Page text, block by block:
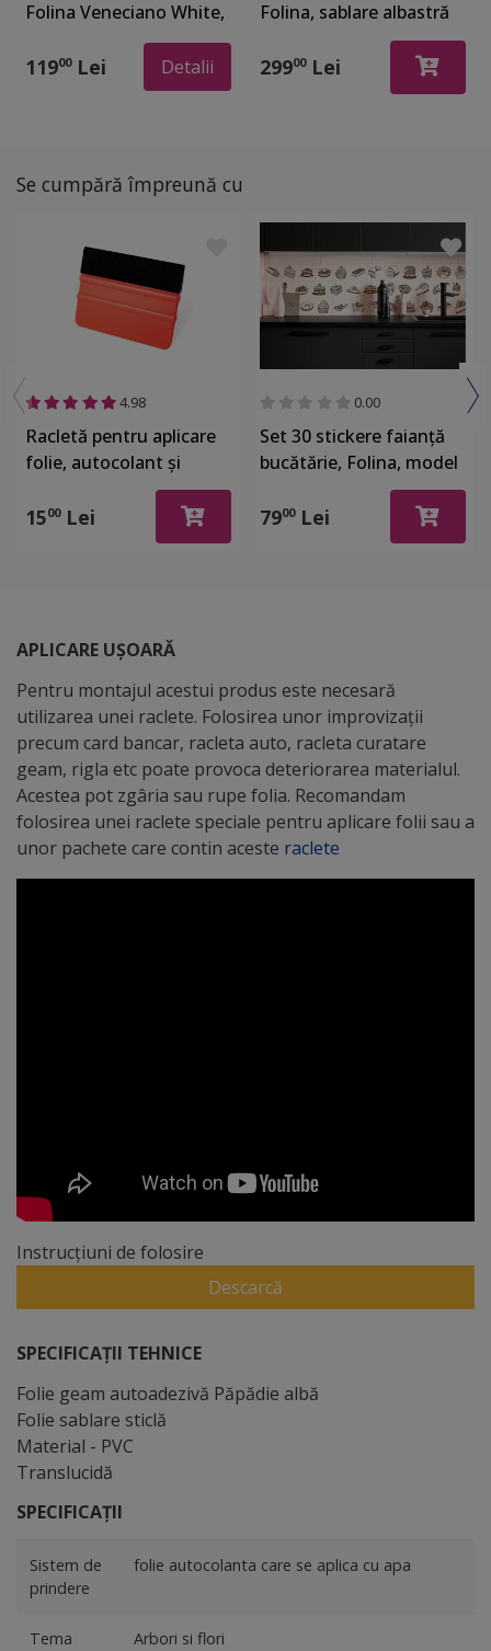
Folina Veneciano White,
sablare cu crengi şi
păsări, model alb, 100
11900Lei Detalii
Folina, sablare albastră
autoadezivă, rolă de
29900Lei
Se cumpără împreună cu
4.98
Racletă pentru aplicare
folie, autocolant şi
stickere, din plastic cu o
latură cu pâslă
1500Lei
0.00
Set 30 stickere faianţă
bucătărie, Folina, model
Prăjituri, stil grafic, maro
7900Lei
APLICARE UȘOARĂ
Pentru montajul acestui produs este necesară
utilizarea unei raclete. Folosirea unor improvizații
precum card bancar, racleta auto, racleta curatare
geam, rigla etc poate provoca deteriorarea materialul.
Acestea pot zgâria sau rupe folia. Recomandam
folosirea unei raclete speciale pentru aplicare folii sau a
unor pachete care contin aceste raclete
Instrucțiuni de folosire
Descarcă
SPECIFICAȚII TEHNICE
Folie geam autoadezivă Păpădie albă
Folie sablare sticlă
Material - PVC
Translucidă
SPECIFICAȚII
Sistem de
prindere
folie autocolanta care se aplica cu apa
Tema Arbori si flori